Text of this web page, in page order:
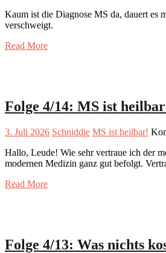
Kaum ist die Diagnose MS da, dauert es
verschweigt.
Read More
Folge 4/14: MS ist
3. Juli 2026 Schniddie MS ist heilbar!
Hallo, Leude! Wie sehr vertraue ich der
modernen Medizin ganz gut befolgt.
Read More
Folge 4/13: Was nichts